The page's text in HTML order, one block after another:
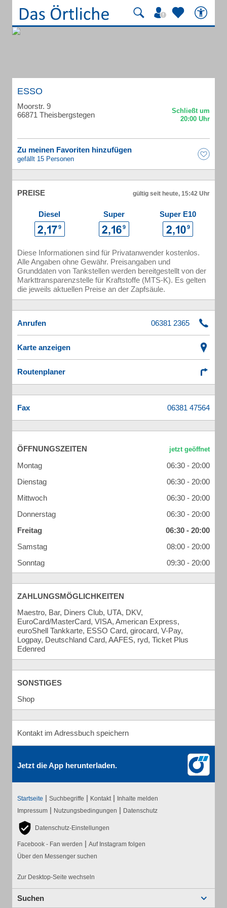
ESSO
Moorstr. 9
66871 Theisbergstegen
Zu meinen Favoriten hinzufügen
gefällt 15 Personen
PREISE gültig seit heute, 15:42 Uhr
Diesel Super Super E10
Diese Informationen sind für Privatanwender kostenlos.
Alle Angaben ohne Gewähr. Preisangaben und
Grunddaten von Tankstellen werden bereitgestellt von der
Markttransparenzstelle für Kraftstoffe (MTS-K). Es gelten
die jeweils aktuellen Preise an der Zapfsäule.
Anrufen
Karte anzeigen
Routenplaner
Fax
ÖFFNUNGSZEITEN
Montag
06:30 - 20:00
Dienstag
06:30 - 20:00
Mittwoch
06:30 - 20:00
Donnerstag
06:30 - 20:00
Freitag
06:30 - 20:00
Samstag
08:00 - 20:00
Sonntag
09:30 - 20:00
ZAHLUNGSMÖGLICHKEITEN
Maestro, Bar, Diners Club, UTA, DKV,
EuroCard/MasterCard, VISA, American Express,
euroShell Tankkarte, ESSO Card, girocard, V-Pay,
Logpay, Deutschland Card, AAFES, ryd, Ticket Plus
Edenred
SONSTIGES
Shop
Kontakt im Adressbuch speichern
Jetzt die App herunterladen.
Startseite | Suchbegriffe | Kontakt | Inhalte melden
Impressum | Nutzungsbedingungen | Datenschutz
Datenschutz-Einstellungen
Facebook - Fan werden | Auf Instagram folgen
Über den Messenger suchen
Zur Desktop-Seite wechseln
Suchen